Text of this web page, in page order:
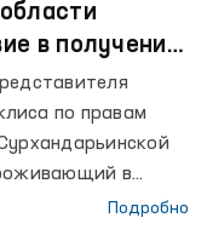
в получении
при
по правам
в
с
Подробно